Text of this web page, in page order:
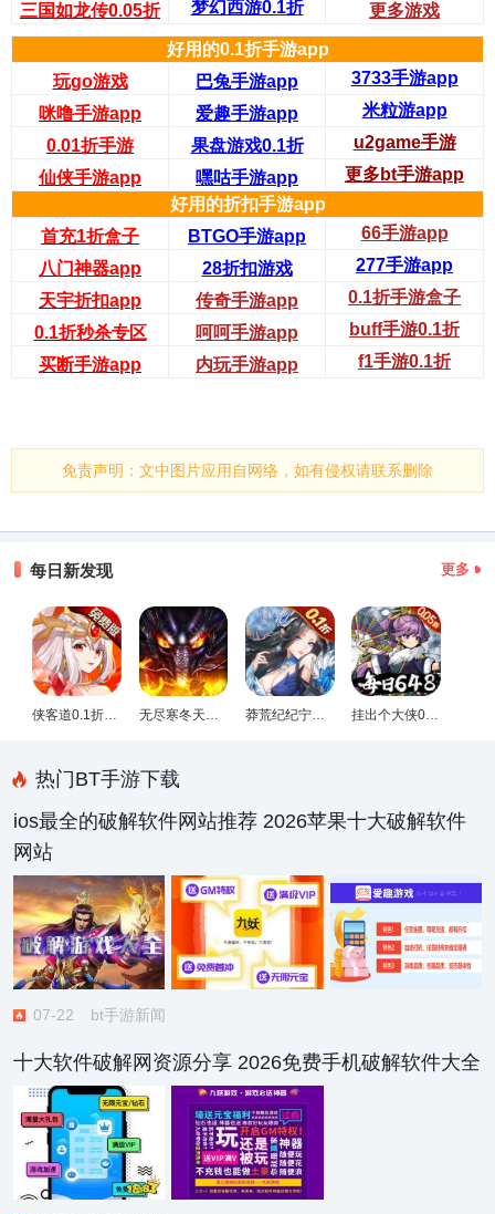
三国如龙传0.05折 梦幻西游0.1折 更多游戏
好用的0.1折手游app
玩go游戏
巴兔手游app
3733手游app
咪噜手游app
爱趣手游app
米粒游app
0.01折手游
果盘游戏0.1折
u2game手游
仙侠手游app
嘿咕手游app
更多bt手游app
好用的折扣手游app
首充1折盒子
BTGO手游app
66手游app
八门神器app
28折扣游戏
277手游app
天宇折扣app
传奇手游app
0.1折手游盒子
0.1折秒杀专区
呵呵手游app
buff手游0.1折
买断手游app
内玩手游app f1手游0.1折
免责声明：文中图片应用自网络，如有侵权请联系删除
每日新发现 更多
莽荒纪纪宁传奇0.1折送无限连抽版
热门BT手游下载
ios最全的破解软件网站推荐 2026苹果十大破解软件
网站
07-22 bt手游新闻
十大软件破解网资源分享 2026免费手机破解软件大全